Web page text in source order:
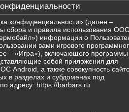
конфиденциальности» (далее –
сбора и правила использования
информации о
вами игрового
– «Игра»), включающего программы
собой приложения для
Android, а также совокупность
в разделах и субдоменах под
адресу: https://barbars.ru